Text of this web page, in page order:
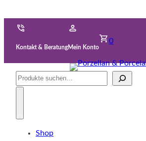
Kontakt & BeratungMein Konto
0
Suche
Shop